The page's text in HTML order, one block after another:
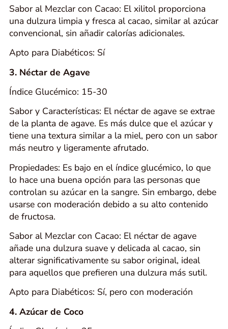
Sabor al Mezclar con Cacao: El xilitol proporciona
una dulzura limpia y fresca al cacao, similar al azúcar
convencional, sin añadir calorías adicionales.
Apto para Diabéticos: Sí
3. Néctar de Agave
Índice Glucémico: 15-30
Sabor y Características: El néctar de agave se extrae
de la planta de agave. Es más dulce que el azúcar y
tiene una textura similar a la miel, pero con un sabor
más neutro y ligeramente afrutado.
Propiedades: Es bajo en el índice glucémico, lo que
lo hace una buena opción para las personas que
controlan su azúcar en la sangre. Sin embargo, debe
usarse con moderación debido a su alto contenido
de fructosa.
Sabor al Mezclar con Cacao: El néctar de agave
añade una dulzura suave y delicada al cacao, sin
alterar significativamente su sabor original, ideal
para aquellos que prefieren una dulzura más sutil.
Apto para Diabéticos: Sí, pero con moderación
4. Azúcar de Coco